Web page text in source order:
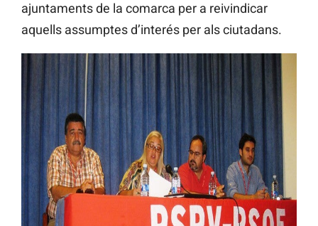
ajuntaments de la comarca per a reivindicar
aquells assumptes d’interés per als ciutadans.